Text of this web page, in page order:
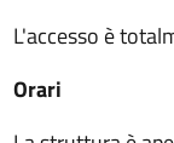
L'accesso è
Orari